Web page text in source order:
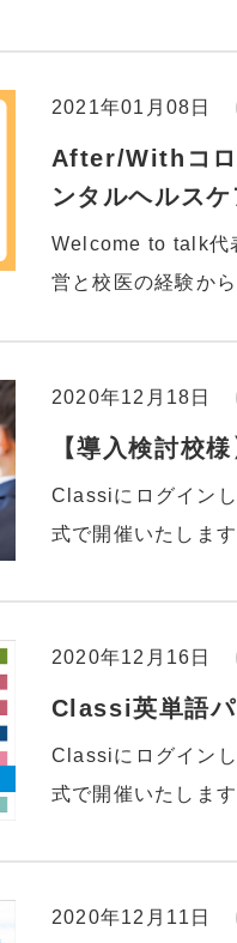
2021年01月08日
After/Withコロ
ンタルヘルスケ
Welcome to talk代
営と校医の経験か
2020年12月18日
【導入検討校
Classiにログイン
式で開催いたします
2020年12月16日
Classi英単語
Classiにログイン
式で開催いたします
2020年12月11日